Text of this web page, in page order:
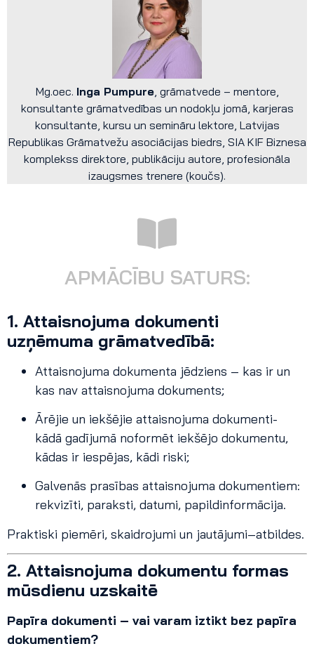
Mg.oec. Inga Pumpure, grāmatvede – mentore,
konsultante grāmatvedības un nodokļu jomā, karjeras
konsultante, kursu un semināru lektore, Latvijas
Republikas Grāmatvežu asociācijas biedrs, SIA KIF Biznesa
komplekss direktore, publikāciju autore, profesionāla
izaugsmes trenere (koučs).
APMĀCĪBU SATURS:
1. Attaisnojuma dokumenti
uzņēmuma grāmatvedībā:
Attaisnojuma dokumenta jēdziens – kas ir un
kas nav attaisnojuma dokuments;
Ārējie un iekšējie attaisnojuma dokumenti-
kādā gadījumā noformēt iekšējo dokumentu,
kādas ir iespējas, kādi riski;
Galvenās prasības attaisnojuma dokumentiem:
rekvizīti, paraksti, datumi, papildinformācija.
Praktiski piemēri, skaidrojumi un jautājumi–atbildes.
2. Attaisnojuma dokumentu formas
mūsdienu uzskaitē
Papīra dokumenti – vai varam iztikt bez papīra
dokumentiem?